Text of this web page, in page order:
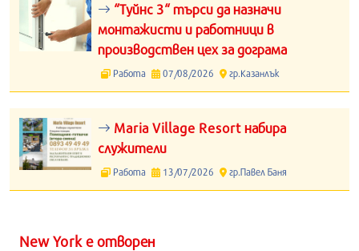
“Туйнс 3“ търси да назначи
монтажисти и работници в
производствен цех за дограма
Работа 07/08/2026 гр.Казанлък
Maria Village Resort набира
служители
Работа 13/07/2026 гр.Павел Баня
New York е отворен